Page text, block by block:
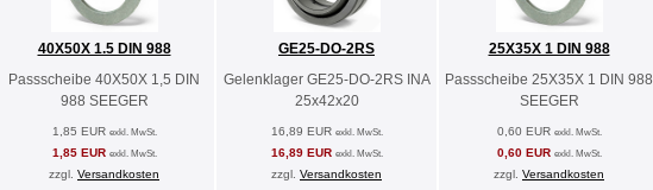
40X50X 1.5 DIN 988
Passscheibe 40X50X 1,5 DIN
988 SEEGER
1,85 EUR exkl. MwSt.
1,85 EUR exkl. MwSt.
zzgl. Versandkosten
GE25-DO-2RS
Gelenklager GE25-DO-2RS INA
25x42x20
16,89 EUR exkl. MwSt.
16,89 EUR exkl. MwSt.
zzgl. Versandkosten
25X35X 1 DIN 988
Passscheibe 25X35X 1 DIN 988
SEEGER
0,60 EUR exkl. MwSt.
0,60 EUR exkl. MwSt.
zzgl. Versandkosten